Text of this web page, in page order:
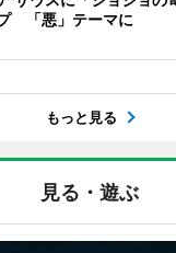
「悪」テーマに
もっと見る
見る・遊ぶ